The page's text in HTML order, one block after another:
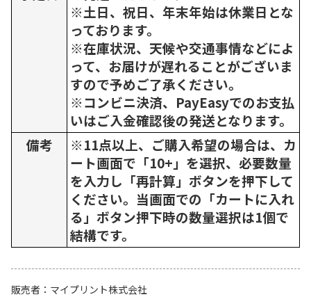
※土日、祝日、年末年始は休業日とな
っております。
※在庫状況、天候や交通事情などによ
って、お届けが遅れることがございま
すので予めご了承ください。
※コンビニ決済、PayEasyでのお支払
いはご入金確認後の発送となります。
備考
※11点以上、ご購入希望の場合は、カ
ート画面で「10+」を選択、必要数量
を入力し「再計算」ボタンを押下して
ください。当画面での「カートに入れ
る」ボタン押下時の数量選択は1個で
結構です。
販売者
マイプリント株式会社